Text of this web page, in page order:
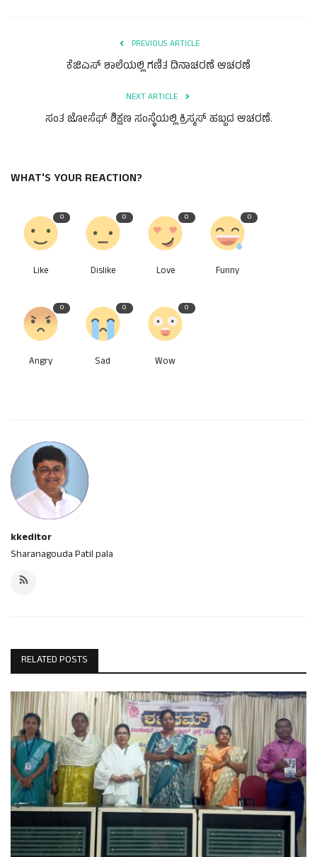
PREVIOUS ARTICLE
ಕೆಜಿಎಸ್ ಶಾಲೆಯಲ್ಲಿ ಗಣಿತ ದಿನಾಚರಣೆ ಆಚರಣೆ
NEXT ARTICLE
ಸಂತ ಜೋಸೆಫ್ ಶಿಕ್ಷಣ ಸಂಸ್ಥೆಯಲ್ಲಿ ಕ್ರಿಸ್ಮಸ್ ಹಬ್ಬದ ಆಚರಣೆ.
WHAT'S YOUR REACTION?
0
Like
0
Dislike
0
Love
0
Funny
0
Angry
0
Sad
0
Wow
kkeditor
Sharanagouda Patil pala
RELATED POSTS